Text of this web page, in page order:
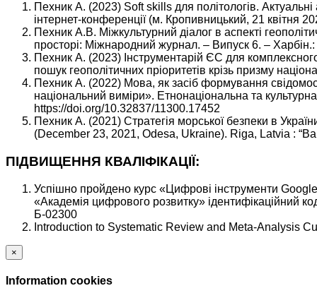
Пехник А. (2023) Soft skills для політологів. Актуальні
інтернет-конференції (м. Кропивницький, 21
Пехник А.В. Міжкультурний діалог в аспекті
просторі: Міжнародний журнал. – Випуск 6. –
Пехник А. (2023) Інструментарій ЄС для
пошук геополітичних пріоритетів крізь призму
Пехник А. (2022) Мова, як засіб формування
національний виміри». Етнонаціональна та
https://doi.org/10.32837/11300.17452
Пехник А. (2021) Стратегія морської безпеки в
(December 23, 2021, Odesa, Ukraine). Riga, Latvia :
ПІДВИЩЕННЯ КВАЛІФІКАЦІЇ:
Успішно пройдено курс «Цифрові інструменти
«Академія цифрового розвитку» ідентифікаційний
Б-02300
Introduction to Systematic Review and Meta-Analysis
×
Information cookies